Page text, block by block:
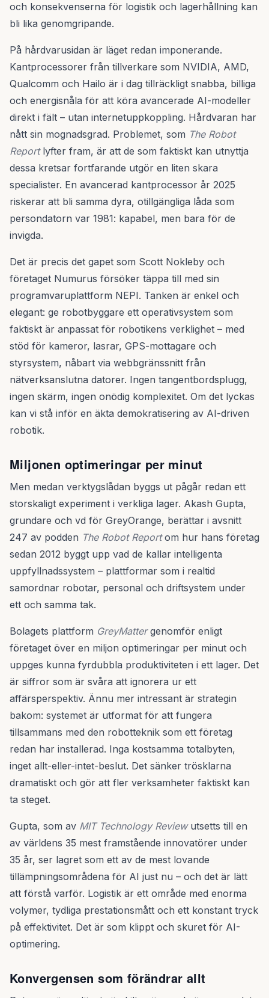
och konsekvenserna för logistik och lagerhållning kan
bli lika genomgripande.
På hårdvarusidan är läget redan imponerande.
Kantprocessorer från tillverkare som NVIDIA, AMD,
Qualcomm och Hailo är i dag tillräckligt snabba, billiga
och energisnåla för att köra avancerade AI-modeller
direkt i fält – utan internetuppkoppling. Hårdvaran har
nått sin mognadsgrad. Problemet, som The Robot
Reportlyfter fram, är att de som faktiskt kan utnyttja
dessa kretsar fortfarande utgör en liten skara
specialister. En avancerad kantprocessor år 2025
riskerar att bli samma dyra, otillgängliga låda som
persondatorn var 1981: kapabel, men bara för de
invigda.
Det är precis det gapet som Scott Nokleby och
företaget Numurus försöker täppa till med sin
programvaruplattform NEPI. Tanken är enkel och
elegant: ge robotbyggare ett operativsystem som
faktiskt är anpassat för robotikens verklighet – med
stöd för kameror, lasrar, GPS-mottagare och
styrsystem, nåbart via webbgränssnitt från
nätverksanslutna datorer. Ingen tangentbordsplugg,
ingen skärm, ingen onödig komplexitet. Om det lyckas
kan vi stå inför en äkta demokratisering av AI-driven
robotik.
Miljonen optimeringar per minut
Men medan verktygslådan byggs ut pågår redan ett
storskaligt experiment i verkliga lager. Akash Gupta,
grundare och vd för GreyOrange, berättar i avsnitt
247 av podden The Robot Reportom hur hans företag
sedan 2012 byggt upp vad de kallar intelligenta
uppfyllnadssystem – plattformar som i realtid
samordnar robotar, personal och driftsystem under
ett och samma tak.
Bolagets plattform GreyMattergenomför enligt
företaget över en miljon optimeringar per minut och
uppges kunna fyrdubbla produktiviteten i ett lager. Det
är siffror som är svåra att ignorera ur ett
affärsperspektiv. Ännu mer intressant är strategin
bakom: systemet är utformat för att fungera
tillsammans med den robotteknik som ett företag
redan har installerad. Inga kostsamma totalbyten,
inget allt-eller-intet-beslut. Det sänker trösklarna
dramatiskt och gör att fler verksamheter faktiskt kan
ta steget.
Gupta, som av MIT Technology Reviewutsetts till en
av världens 35 mest framstående innovatörer under
35 år, ser lagret som ett av de mest lovande
tillämpningsområdena för AI just nu – och det är lätt
att förstå varför. Logistik är ett område med enorma
volymer, tydliga prestationsmått och ett konstant tryck
på effektivitet. Det är som klippt och skuret för AI-
optimering.
Konvergensen som förändrar allt